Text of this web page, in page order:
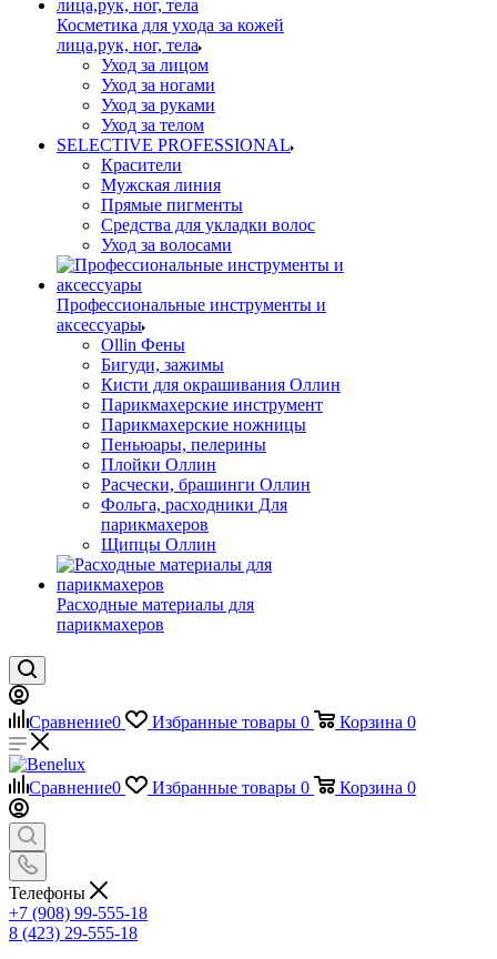
Косметика для ухода за кожей
лица,рук, ног, тела
Уход за лицом
Уход за ногами
Уход за руками
Уход за телом
SELECTIVE PROFESSIONAL
Красители
Мужская линия
Прямые пигменты
Средства для укладки волос
Уход за волосами
Профессиональные инструменты и
аксессуары
Ollin Фены
Бигуди, зажимы
Кисти для окрашивания Оллин
Парикмахерские инструмент
Парикмахерские ножницы
Пеньюары, пелерины
Плойки Оллин
Расчески, брашинги Оллин
Фольга, расходники Для
парикмахеров
Щипцы Оллин
Расходные материалы для
парикмахеров
Сравнение0 Избранные товары 0 Корзина 0
Сравнение0 Избранные товары 0 Корзина 0
Телефоны
+7 (908) 99-555-18
8 (423) 29-555-18